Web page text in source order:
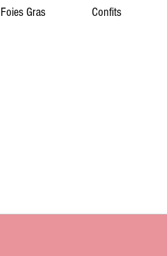
Foies Gras Confits